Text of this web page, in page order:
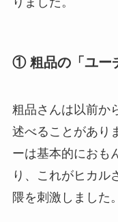
① 粗品の「ユー
粗品さんは以前か
述べることがあり
ーは基本的におも
り、これがヒカル
隈を刺激しました。